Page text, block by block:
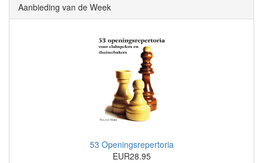
Aanbieding van de Week
53 Openingsrepertoria
EUR28.95